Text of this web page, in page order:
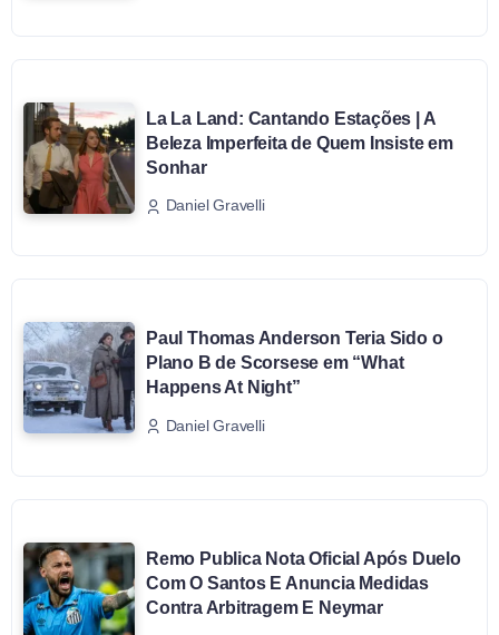
La La Land: Cantando Estações | A
Beleza Imperfeita de Quem Insiste em
Sonhar
Daniel Gravelli
Paul Thomas Anderson Teria Sido o
Plano B de Scorsese em “What
Happens At Night”
Daniel Gravelli
Remo Publica Nota Oficial Após Duelo
Com O Santos E Anuncia Medidas
Contra Arbitragem E Neymar